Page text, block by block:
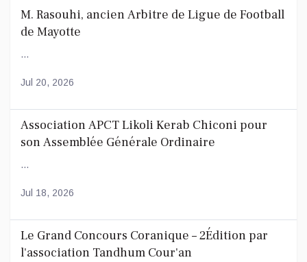
M. Rasouhi, ancien Arbitre de Ligue de Football
de Mayotte
...
Jul 20, 2026
Association APCT Likoli Kerab Chiconi pour
son Assemblée Générale Ordinaire
...
Jul 18, 2026
Le Grand Concours Coranique – 2Édition par
l'association Tandhum Cour'an